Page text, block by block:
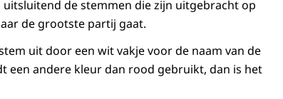
de stemmen die zijn uitgebracht op
de grootste partij gaat.
uit door een wit vakje voor de naam van de
een andere kleur dan rood gebruikt, dan is het